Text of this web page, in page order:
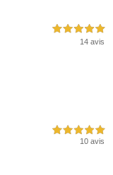
5,0 étoiles sur 5
14 avis
5,0 étoiles sur 5
10 avis